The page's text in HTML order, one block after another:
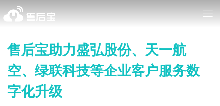
售后宝助力盛弘股份、天一航
空、绿联科技等企业客户服务数
字化升级